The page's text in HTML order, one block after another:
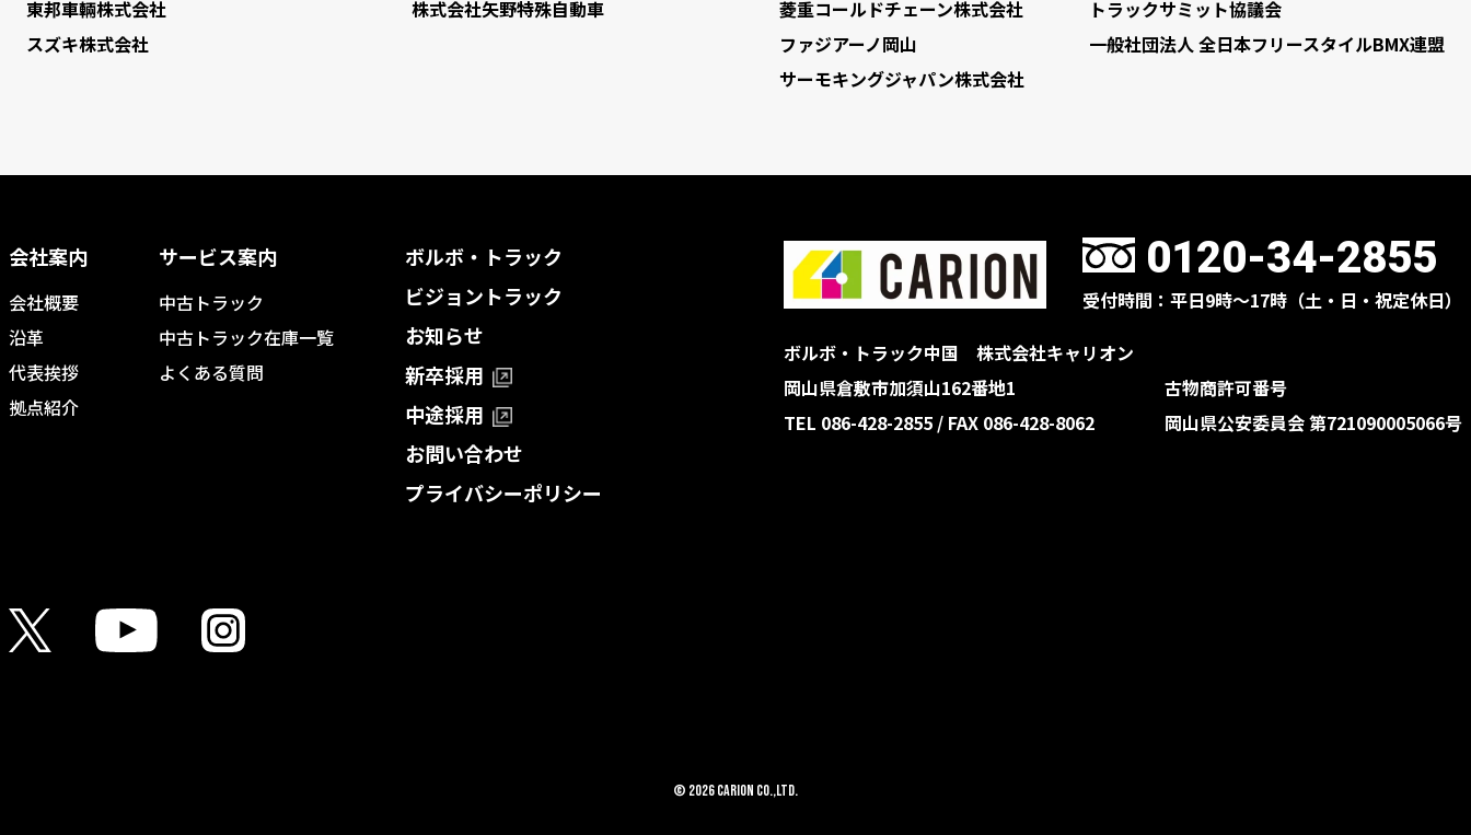
東邦車輛株式会社
スズキ株式会社
株式会社矢野特殊自動車
菱重コールドチェーン株式会社
ファジアーノ岡山
サーモキングジャパン株式会社
トラックサミット協議会
一般社団法人 全日本フリースタイルBMX連盟
会社案内
会社概要
沿革
代表挨拶
拠点紹介
サービス案内
中古トラック
中古トラック在庫一覧
よくある質問
ボルボ・トラック
ビジョントラック
お知らせ
新卒採用
中途採用
お問い合わせ
プライバシーポリシー
0120-34-2855
受付時間：平日9時〜17時（土・日・祝定休日）
ボルボ・トラック中国 株式会社キャリオン
岡山県倉敷市加須山162番地1
TEL 086-428-2855 / FAX 086-428-8062
古物商許可番号
岡山県公安委員会 第721090005066号
© 2026 CARION Co.,Ltd.